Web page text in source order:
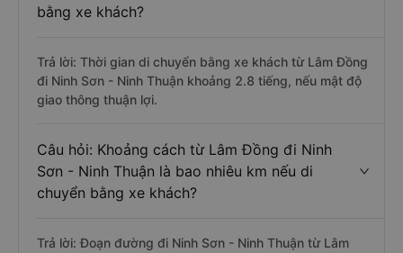
bằng xe khách?
Trả lời: Thời gian di chuyển bằng xe khách từ Lâm Đồng
đi Ninh Sơn - Ninh Thuận khoảng 2.8 tiếng, nếu mật độ
giao thông thuận lợi.
Câu hỏi: Khoảng cách từ Lâm Đồng đi Ninh
Sơn - Ninh Thuận là bao nhiêu km nếu di
chuyển bằng xe khách?
Trả lời: Đoạn đường đi Ninh Sơn - Ninh Thuận từ Lâm